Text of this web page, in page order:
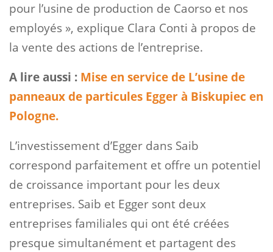
pour l’usine de production de Caorso et nos
employés », explique Clara Conti à propos de
la vente des actions de l’entreprise.
A lire aussi : Mise en service de L’usine de
panneaux de particules Egger à Biskupiec en
Pologne.
L’investissement d’Egger dans Saib
correspond parfaitement et offre un potentiel
de croissance important pour les deux
entreprises. Saib et Egger sont deux
entreprises familiales qui ont été créées
presque simultanément et partagent des